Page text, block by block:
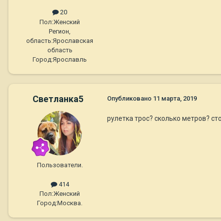
20
Пол:Женский
Регион,
область:Ярославская
область
Город:Ярославль
Светланка5
Пользователи.
414
Пол:Женский
Город:Москва.
Опубликовано 11 марта, 2019
рулетка трос? сколько метров?